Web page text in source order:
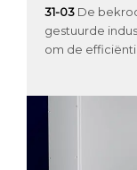
31-03 De
gestuurde
om de